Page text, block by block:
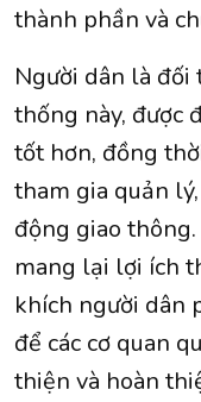
thành phần và
Người dân là
thống này, được
tốt hơn, đồng
tham gia quản
động giao
mang lại lợi ích
khích người dân
để các cơ quan
thiện và hoàn